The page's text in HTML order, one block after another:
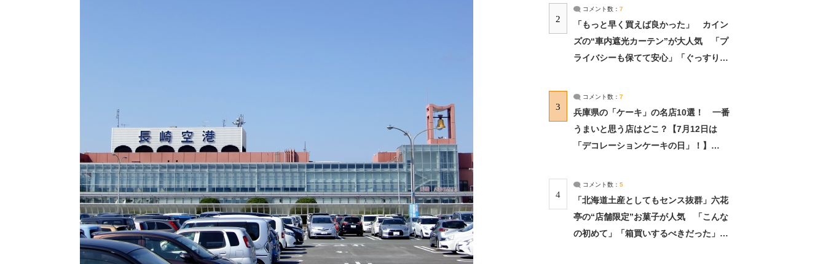
2
コメント数： 7
「もっと早く買えば良かった」 カイン
ズの“車内遮光カーテン”が大人気 「プ
ライバシーも保てて安心」「ぐっすり眠
3
コメント数： 7
兵庫県の「ケーキ」の名店10選！ 一番
うまいと思う店はどこ？【7月12日は
「デコレーションケーキの日」！】
4
コメント数： 5
「北海道土産としてもセンス抜群」六花
亭の“店舗限定”お菓子が人気 「こんな
の初めて」「箱買いするべきだった」